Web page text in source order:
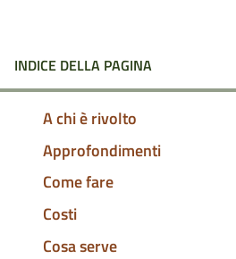
INDICE DELLA PAGINA
A chi è rivolto
Approfondimenti
Come fare
Costi
Cosa serve